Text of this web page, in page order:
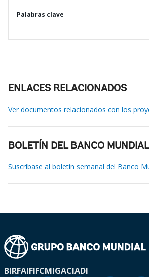
Palabras clave
ENLACES RELACIONADOS
Ver documentos relacionados con los
BOLETÍN DEL BANCO MUNDIAL
Suscríbase al boletín semanal del Banco
BIRFAIFIFCMIGACIADI